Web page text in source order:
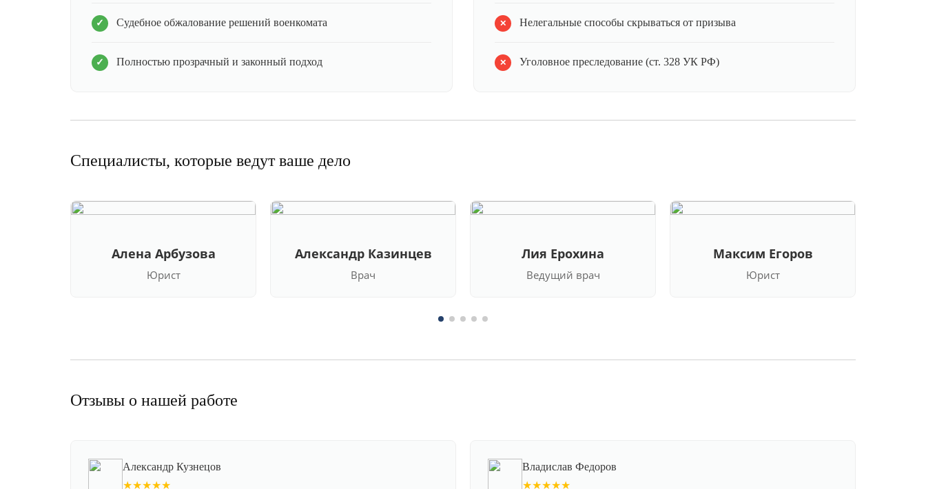
Судебное обжалование решений военкомата
Полностью прозрачный и законный подход
Нелегальные способы скрываться от призыва
Уголовное преследование (ст. 328 УК РФ)
Специалисты, которые ведут ваше дело
Алена Арбузова
Юрист
Александр Казинцев
Врач
Лия Ерохина
Ведущий врач
Максим Егоров
Юрист
Отзывы о нашей работе
Александр Кузнецов
★★★★★
Владислав Федоров
★★★★★